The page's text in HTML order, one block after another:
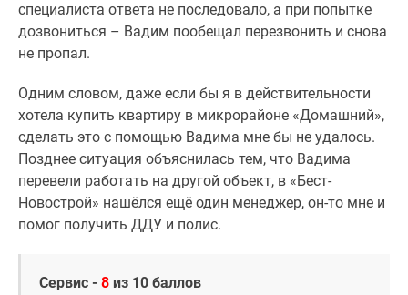
специалиста ответа не последовало, а при попытке
дозвониться – Вадим пообещал перезвонить и снова
не пропал.
Одним словом, даже если бы я в действительности
хотела купить квартиру в микрорайоне «Домашний»,
сделать это с помощью Вадима мне бы не удалось.
Позднее ситуация объяснилась тем, что Вадима
перевели работать на другой объект, в «Бест-
Новострой» нашёлся ещё один менеджер, он-то мне и
помог получить ДДУ и полис.
Сервис - 8 из 10 баллов